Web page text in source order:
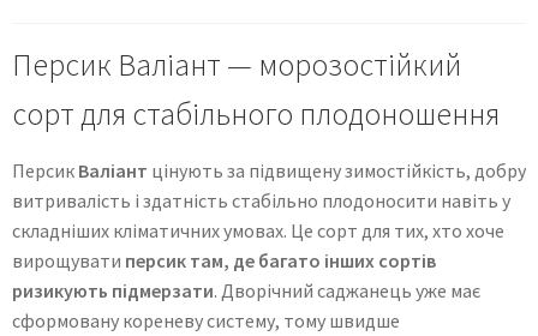
Персик Валіант — морозостійкий
сорт для стабільного плодоношення
Персик Валіант цінують за підвищену зимостійкість, добру
витривалість і здатність стабільно плодоносити навіть у
складніших кліматичних умовах. Це сорт для тих, хто хоче
вирощувати персик там, де багато інших сортів
ризикують підмерзати. Дворічний саджанець уже має
сформовану кореневу систему, тому швидше